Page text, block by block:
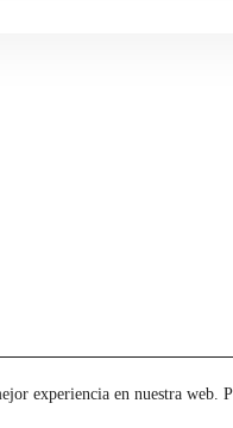
experiencia en nuestra web.